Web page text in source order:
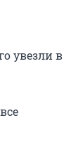
увезли в